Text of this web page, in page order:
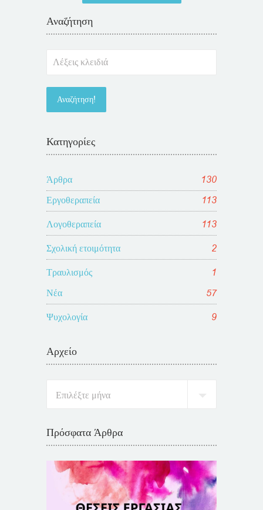
Αναζήτηση
Κατηγορίες
Άρθρα
130
Εργοθεραπεία
113
Λογοθεραπεία
113
Σχολική ετοιμότητα
2
Τραυλισμός
1
Νέα
57
Ψυχολογία
9
Αρχείο
Πρόσφατα Άρθρα